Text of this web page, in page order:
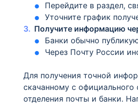
Перейдите в раздел,
Уточните график
Получите информацию
Банки обычно
Через Почту России
Для получения точной
скачанному с
отделения почты и банки.